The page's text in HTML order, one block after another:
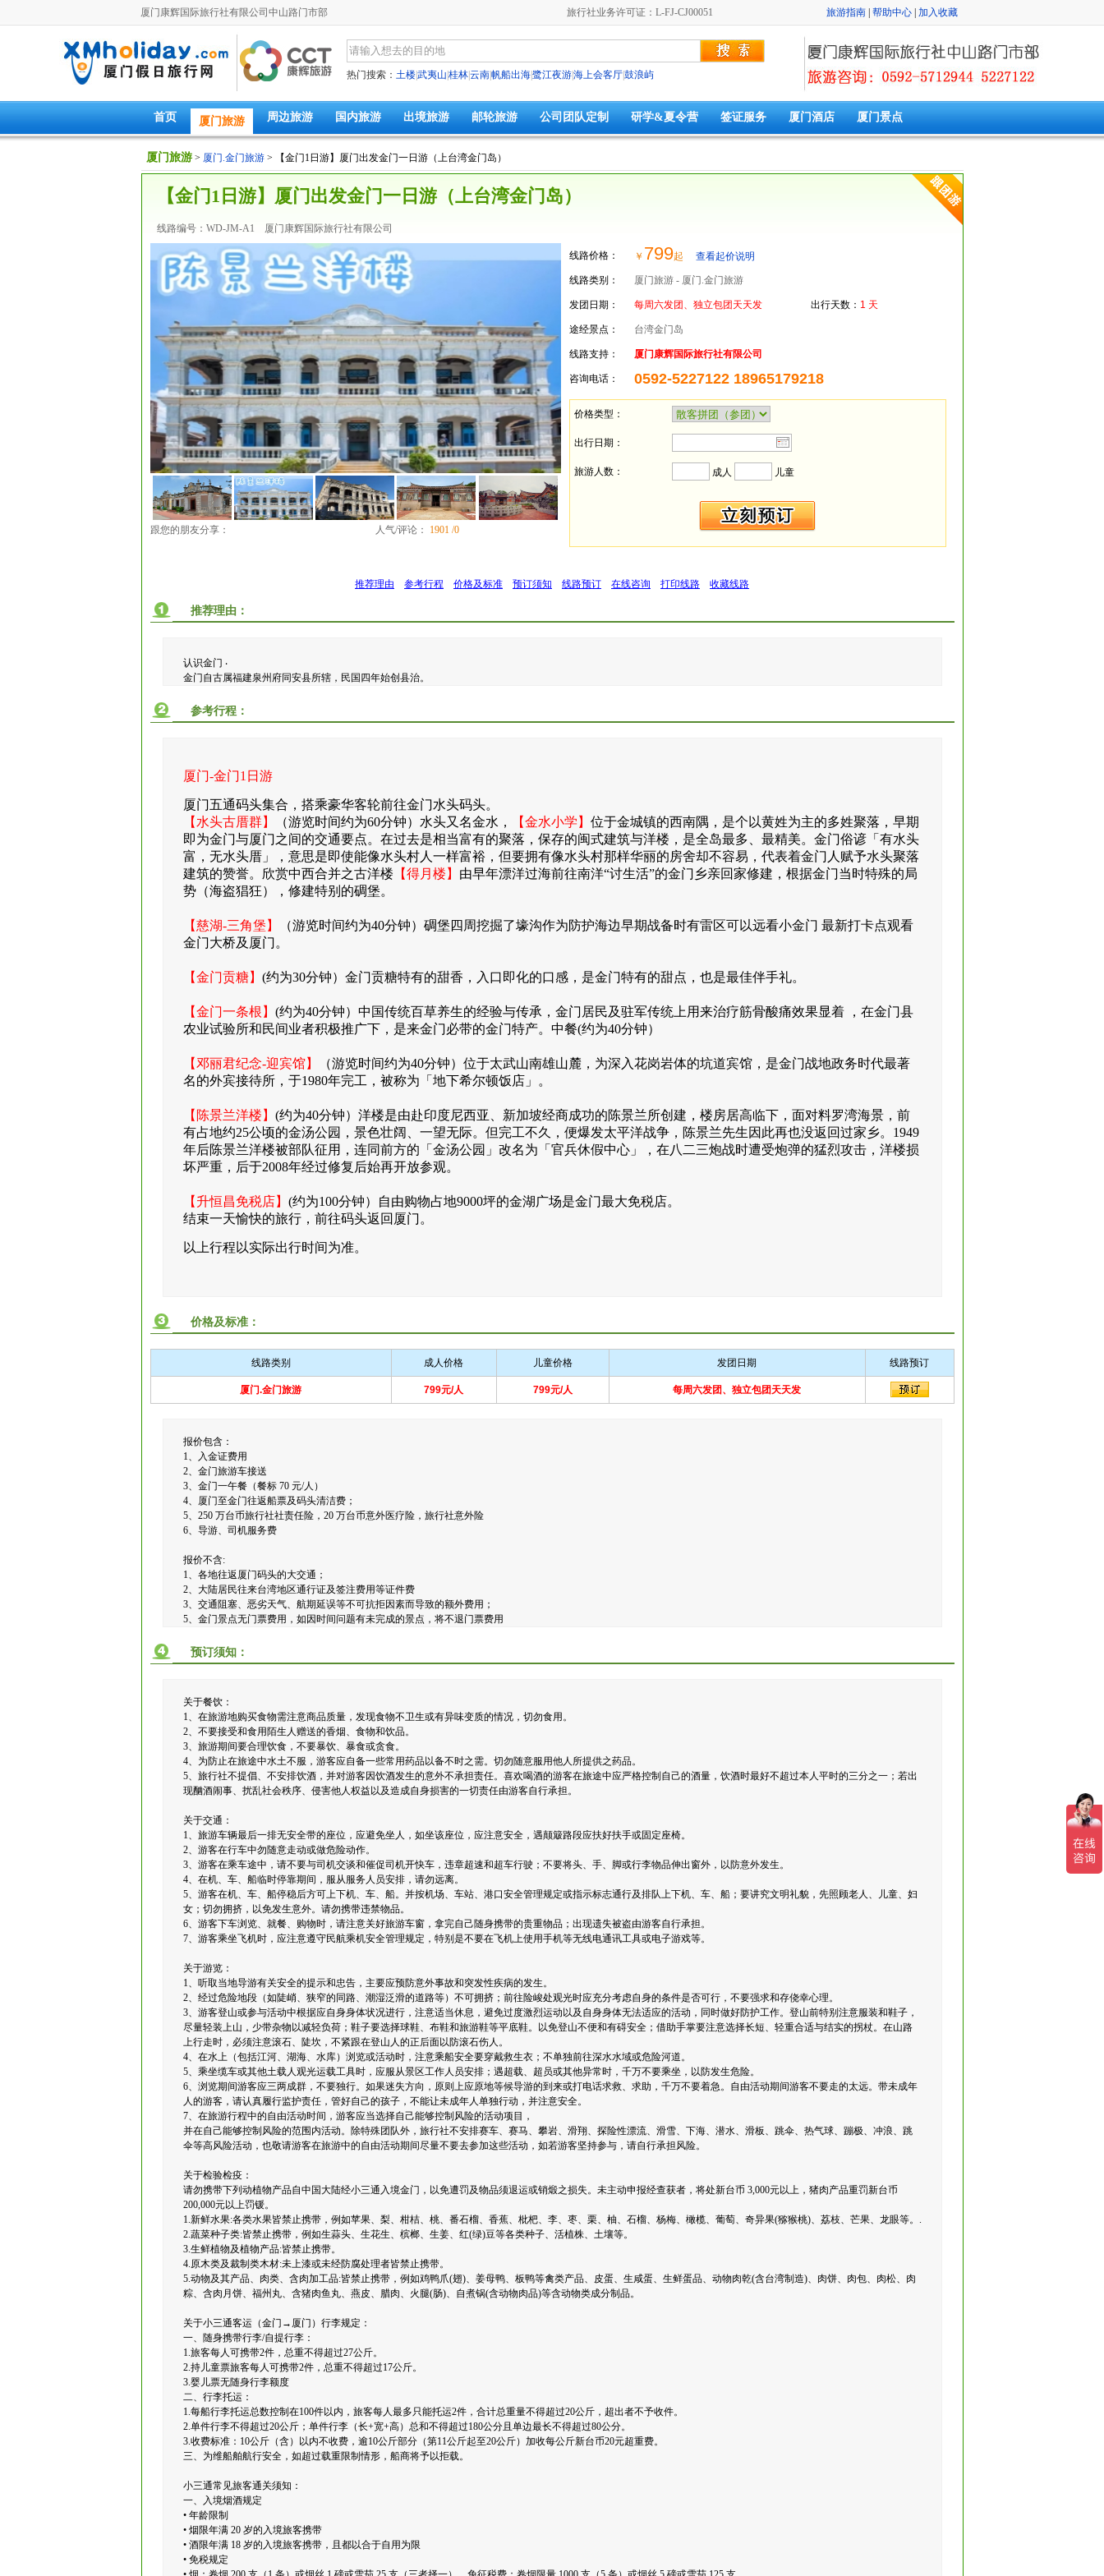
厦门康辉国际旅行社有限公司中山路门市部 旅行社业务许可证：L-FJ-CJ00051 旅游指南 帮助中心 加入收藏
热门搜索： 土楼武夷山 桂林云南帆船出海鹭江夜游海上会客厅鼓浪屿
首页 厦门旅游 周边旅游 国内旅游 出境旅游 邮轮旅游 公司团队定制 研学&夏令营 签证服务 厦门酒店 厦门景点
厦门旅游> 厦门.金门旅游> 【金门1日游】厦门出发金门一日游（上台湾金门岛）
【金门1日游】厦门出发金门一日游（上台湾金门岛）
线路编号：WD-JM-A1 厦门康辉国际旅行社有限公司
线路价格： ￥ 799起 查看起价说明
线路类别： 厦门旅游 - 厦门.金门旅游
发团日期： 每周六发团、独立包团天天发 出行天数： 1 天
途经景点： 台湾金门岛
线路支持： 厦门康辉国际旅行社有限公司
咨询电话： 0592-5227122 18965179218
价格类型：
出行日期：
旅游人数： 成人 儿童
跟您的朋友分享： 人气/评论： 1901 /0
推荐理由 参考行程 价格及标准 预订须知 线路预订 在线咨询 打印线路 收藏线路
推荐理由：
认识金门 ‧
金门自古属福建泉州府同安县所辖，民国四年始创县治。
参考行程：
厦门-金门1日游
厦门五通码头集合，搭乘豪华客轮前往金门水头码头。
【水头古厝群】
（游览时间约为60分钟）水头又名金水， 【金水小学】 位于金城镇的西南隅，是个以黄姓为主的多姓聚落，早期
即为金门与厦门之间的交通要点。在过去是相当富有的聚落，保存的闽式建筑与洋楼，是全岛最多、最精美。金门俗谚「有水头
富，无水头厝」，意思是即使能像水头村人一样富裕，但要拥有像水头村那样华丽的房舍却不容易，代表着金门人赋予水头聚落
建筑的赞誉。欣赏中西合并之古洋楼 【得月楼】 由早年漂洋过海前往南洋“讨生活”的金门乡亲回家修建，根据金门当时特殊的局
势（海盗猖狂），修建特别的碉堡。
【慈湖-三角堡】
（游览时间约为40分钟）碉堡四周挖掘了壕沟作为防护海边早期战备时有雷区可以远看小金门 最新打卡点观看
金门大桥及厦门。
【金门贡糖】 (约为30分钟）金门贡糖特有的甜香，入口即化的口感，是金门特有的甜点，也是最佳伴手礼。
【金门一条根】 (约为40分钟）中国传统百草养生的经验与传承，金门居民及驻军传统上用来治疗筋骨酸痛效果显着 ，在金门县
农业试验所和民间业者积极推广下，是来金门必带的金门特产。中餐(约为40分钟）
【邓丽君纪念-迎宾馆】
（游览时间约为40分钟）位于太武山南雄山麓，为深入花岗岩体的坑道宾馆，是金门战地政务时代最著
名的外宾接待所，于1980年完工，被称为「地下希尔顿饭店」。
【陈景兰洋楼】 (约为40分钟）洋楼是由赴印度尼西亚、新加坡经商成功的陈景兰所创建，楼房居高临下，面对料罗湾海景，前
有占地约25公顷的金汤公园，景色壮阔、一望无际。但完工不久，便爆发太平洋战争，陈景兰先生因此再也没返回过家乡。1949
年后陈景兰洋楼被部队征用，连同前方的「金汤公园」改名为「官兵休假中心」，在八二三炮战时遭受炮弹的猛烈攻击，洋楼损
坏严重，后于2008年经过修复后始再开放参观。
【升恒昌免税店】 (约为100分钟）自由购物占地9000坪的金湖广场是金门最大免税店。
结束一天愉快的旅行，前往码头返回厦门。
以上行程以实际出行时间为准。
价格及标准：
线路类别 成人价格 儿童价格 发团日期 线路预订
厦门.金门旅游 799元/人 799元/人 每周六发团、独立包团天天发
报价包含：
1、入金证费用
2、金门旅游车接送
3、金门一午餐（餐标 70 元/人）
4、厦门至金门往返船票及码头清洁费；
5、250 万台币旅行社社责任险，20 万台币意外医疗险，旅行社意外险
6、导游、司机服务费
报价不含:
1、各地往返厦门码头的大交通；
2、大陆居民往来台湾地区通行证及签注费用等证件费
3、交通阻塞、恶劣天气、航期延误等不可抗拒因素而导致的额外费用；
5、金门景点无门票费用，如因时间问题有未完成的景点，将不退门票费用
预订须知：
关于餐饮：
1、在旅游地购买食物需注意商品质量，发现食物不卫生或有异味变质的情况，切勿食用。
2、不要接受和食用陌生人赠送的香烟、食物和饮品。
3、旅游期间要合理饮食，不要暴饮、暴食或贪食。
4、为防止在旅途中水土不服，游客应自备一些常用药品以备不时之需。切勿随意服用他人所提供之药品。
5、旅行社不提倡、不安排饮酒，并对游客因饮酒发生的意外不承担责任。喜欢喝酒的游客在旅途中应严格控制自己的酒量，饮酒时最好不超过本人平时的三分之一；若出
现酗酒闹事、扰乱社会秩序、侵害他人权益以及造成自身损害的一切责任由游客自行承担。
关于交通：
1、旅游车辆最后一排无安全带的座位，应避免坐人，如坐该座位，应注意安全，遇颠簸路段应扶好扶手或固定座椅。
2、游客在行车中勿随意走动或做危险动作。
3、游客在乘车途中，请不要与司机交谈和催促司机开快车，违章超速和超车行驶；不要将头、手、脚或行李物品伸出窗外，以防意外发生。
4、在机、车、船临时停靠期间，服从服务人员安排，请勿远离。
5、游客在机、车、船停稳后方可上下机、车、船。并按机场、车站、港口安全管理规定或指示标志通行及排队上下机、车、船；要讲究文明礼貌，先照顾老人、儿童、妇
女；切勿拥挤，以免发生意外。请勿携带违禁物品。
6、游客下车浏览、就餐、购物时，请注意关好旅游车窗，拿完自己随身携带的贵重物品；出现遗失被盗由游客自行承担。
7、游客乘坐飞机时，应注意遵守民航乘机安全管理规定，特别是不要在飞机上使用手机等无线电通讯工具或电子游戏等。
关于游览：
1、听取当地导游有关安全的提示和忠告，主要应预防意外事故和突发性疾病的发生。
2、经过危险地段（如陡峭、狭窄的同路、潮湿泛滑的道路等）不可拥挤；前往险峻处观光时应充分考虑自身的条件是否可行，不要强求和存侥幸心理。
3、游客登山或参与活动中根据应自身身体状况进行，注意适当休息，避免过度激烈运动以及自身身体无法适应的活动，同时做好防护工作。登山前特别注意服装和鞋子，
尽量轻装上山，少带杂物以减轻负荷；鞋子要选择球鞋、布鞋和旅游鞋等平底鞋。以免登山不便和有碍安全；借助手掌要注意选择长短、轻重合适与结实的拐杖。在山路
上行走时，必须注意滚石、陡坎，不紧跟在登山人的正后面以防滚石伤人。
4、在水上（包括江河、湖海、水库）浏览或活动时，注意乘船安全要穿戴救生衣；不单独前往深水水域或危险河道。
5、乘坐缆车或其他土载人观光运载工具时，应服从景区工作人员安排；遇超载、超员或其他异常时，千万不要乘坐，以防发生危险。
6、浏览期间游客应三两成群，不要独行。如果迷失方向，原则上应原地等候导游的到来或打电话求救、求助，千万不要着急。自由活动期间游客不要走的太远。带未成年
人的游客，请认真履行监护责任，管好自己的孩子，不能让未成年人单独行动，并注意安全。
7、在旅游行程中的自由活动时间，游客应当选择自己能够控制风险的活动项目，
并在自己能够控制风险的范围内活动。除特殊团队外，旅行社不安排赛车、赛马、攀岩、滑翔、探险性漂流、滑雪、下海、潜水、滑板、跳伞、热气球、蹦极、冲浪、跳
伞等高风险活动，也敬请游客在旅游中的自由活动期间尽量不要去参加这些活动，如若游客坚持参与，请自行承担风险。
关于检验检疫：
请勿携带下列动植物产品自中国大陆经小三通入境金门，以免遭罚及物品须退运或销煅之损失。未主动申报经查获者，将处新台币 3,000元以上，猪肉产品重罚新台币
200,000元以上罚锾。
1.新鲜水果:各类水果皆禁止携带，例如苹果、梨、柑桔、桃、番石榴、香蕉、枇杷、李、枣、栗、柚、石榴、杨梅、橄榄、葡萄、奇异果(猕猴桃)、荔枝、芒果、龙眼等。.
2.蔬菜种子类:皆禁止携带，例如生蒜头、生花生、槟榔、生姜、红(绿)豆等各类种子、活植株、土壤等。
3.生鲜植物及植物产品:皆禁止携带。
4.原木类及裁制类木材:未上漆或未经防腐处理者皆禁止携带。
5.动物及其产品、肉类、含肉加工品:皆禁止携带，例如鸡鸭爪(翅)、姜母鸭、板鸭等禽类产品、皮蛋、生咸蛋、生鲜蛋品、动物肉乾(含台湾制造)、肉饼、肉包、肉松、肉
粽、含肉月饼、福州丸、含猪肉鱼丸、燕皮、腊肉、火腿(肠)、自煮锅(含动物肉品)等含动物类成分制品。
关于小三通客运（金门→厦门）行李规定：
一、随身携带行李/自提行李：
1.旅客每人可携带2件，总重不得超过27公斤。
2.持儿童票旅客每人可携带2件，总重不得超过17公斤。
3.婴儿票无随身行李额度
二、行李托运：
1.每船行李托运总数控制在100件以内，旅客每人最多只能托运2件，合计总重量不得超过20公斤，超出者不予收件。
2.单件行李不得超过20公斤；单件行李（长+宽+高）总和不得超过180公分且单边最长不得超过80公分。
3.收费标准：10公斤（含）以内不收费，逾10公斤部分（第11公斤起至20公斤）加收每公斤新台币20元超重费。
三、为维船舶航行安全，如超过载重限制情形，船商将予以拒载。
小三通常见旅客通关须知：
一、入境烟酒规定
• 年龄限制
• 烟限年满 20 岁的入境旅客携带
• 酒限年满 18 岁的入境旅客携带，且都以合于自用为限
• 免税规定